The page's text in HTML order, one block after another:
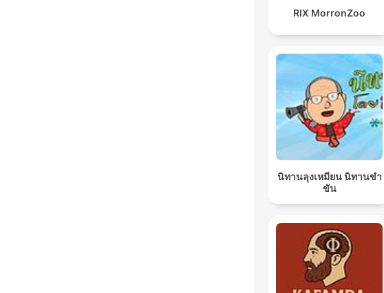
RIX MorronZoo
นิทานลุงเหมียน นิทานขำ
ขัน